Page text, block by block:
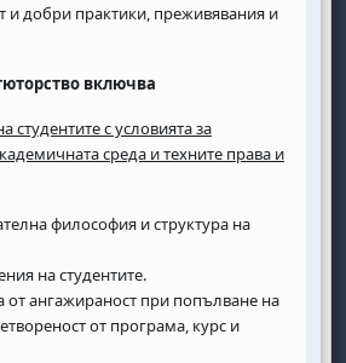
и добри практики, преживявания и
включва
студентите с условията за
среда и техните права и
философия и структура на
на студентите.
ангажираност при попълване на
от програма, курс и